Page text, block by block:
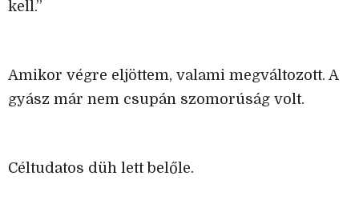
kell.”
Amikor végre eljöttem, valami megváltozott. A
gyász már nem csupán szomorúság volt.
Céltudatos düh lett belőle.